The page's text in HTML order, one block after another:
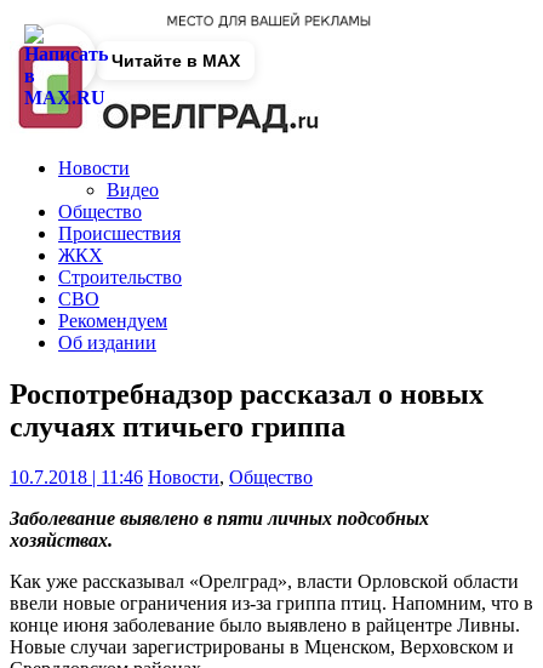
Новости
Видео
Общество
Происшествия
ЖКХ
Строительство
СВО
Рекомендуем
Об издании
Роспотребнадзор рассказал о новых
случаях птичьего гриппа
10.7.2018 | 11:46 Новости, Общество
Заболевание выявлено в пяти личных подсобных
хозяйствах.
Как уже рассказывал «Орелград», власти Орловской области
ввели новые ограничения из-за гриппа птиц. Напомним, что в
конце июня заболевание было выявлено в райцентре Ливны.
Новые случаи зарегистрированы в Мценском, Верховском и
Читайте в MAX